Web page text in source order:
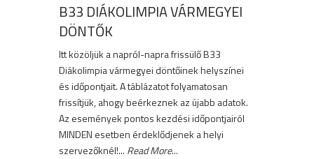
B33 DIÁKOLIMPIA VÁRMEGYEI
DÖNTŐK
Itt közöljük a napról-napra frissülő B33
Diákolimpia vármegyei döntőinek helyszínei
és időpontjait. A táblázatot folyamatosan
frissítjük, ahogy beérkeznek az újabb adatok.
Az események pontos kezdési időpontjairól
MINDEN esetben érdeklődjenek a helyi
szervezőknél!... Read More...